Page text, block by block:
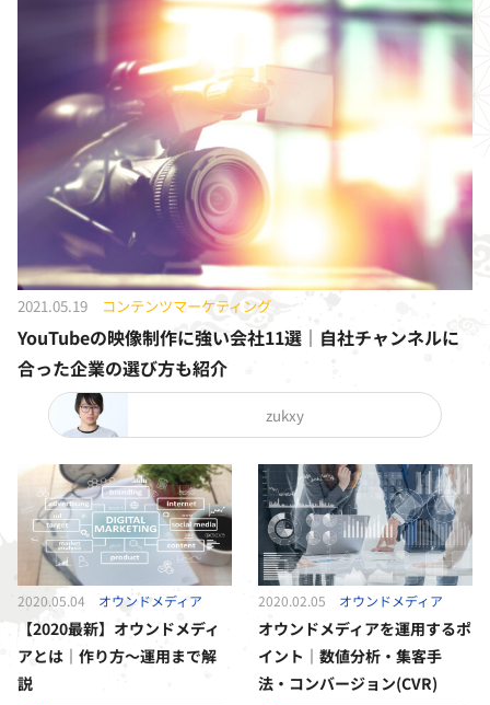
2021.05.19 コンテンツマーケティング
YouTubeの映像制作に強い会社11選｜自社チャンネルに
合った企業の選び方も紹介
zukxy
2020.05.04 オウンドメディア
【2020最新】オウンドメディ
アとは｜作り方～運用まで解
説
2020.02.05 オウンドメディア
オウンドメディアを運用するポ
イント｜数値分析・集客手
法・コンバージョン(CVR)